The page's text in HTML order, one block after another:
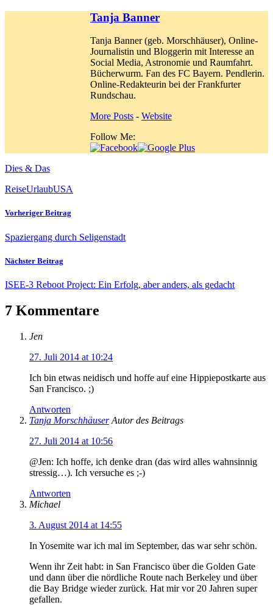
Tanja Banner
Tanja Banner (geb. Morschhäuser), Online-
Journalistin und Bloggerin mit Interesse an
Social Media, Astronomie und Raumfahrt.
Bücherwurm. Fan des FC Bayern. Pendlerin.
Online-Redakteurin bei der Frankfurter
Rundschau.
More Posts - Website
Follow Me:
Dies & Das
ReiseUrlaubUSA
Vorheriger Beitrag
Spaziergang durch Seligenstadt
Nächster Beitrag
ISEE-3 Reboot Project: Ein Erfolg, aber anders, als gedacht
7 Kommentare
Jen
27. Juli 2014 at 10:24
Ich bin etwas neidisch und hoffe auf eine Hippiepostkarte aus
San Francisco. ;)
Antworten
Tanja Morschhäuser Autor des Beitrags
27. Juli 2014 at 10:56
@Jen: Ich hoffe, ich denke dran (das wird alles wahnsinnig
stressig…). Ich versuche es ;-)
Antworten
Michael
3. August 2014 at 14:55
In Yosemite war ich mal im September, das war sehr schön.
Wenn ihr Zeit habt: in San Francisco über die Golden Gate
und dann über die nördliche Route nach Berkeley und über
die Bay Bridge wieder zurück. Hat mir vor 20 Jahren super
gefallen.